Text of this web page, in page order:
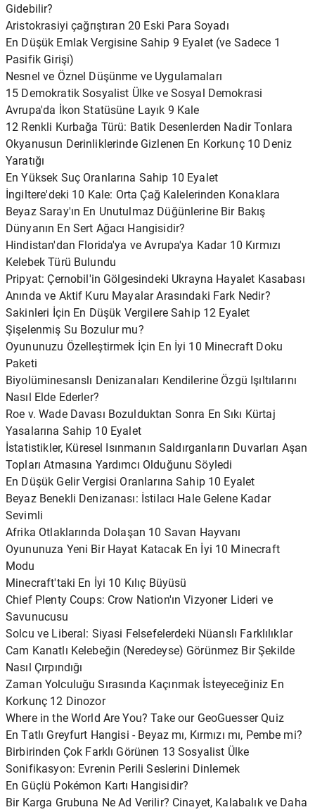
Gidebilir?
Aristokrasiyi çağrıştıran 20 Eski Para Soyadı
En Düşük Emlak Vergisine Sahip 9 Eyalet (ve Sadece 1
Pasifik Girişi)
Nesnel ve Öznel Düşünme ve Uygulamaları
15 Demokratik Sosyalist Ülke ve Sosyal Demokrasi
Avrupa'da İkon Statüsüne Layık 9 Kale
12 Renkli Kurbağa Türü: Batik Desenlerden Nadir Tonlara
Okyanusun Derinliklerinde Gizlenen En Korkunç 10 Deniz
Yaratığı
En Yüksek Suç Oranlarına Sahip 10 Eyalet
İngiltere'deki 10 Kale: Orta Çağ Kalelerinden Konaklara
Beyaz Saray'ın En Unutulmaz Düğünlerine Bir Bakış
Dünyanın En Sert Ağacı Hangisidir?
Hindistan'dan Florida'ya ve Avrupa'ya Kadar 10 Kırmızı
Kelebek Türü Bulundu
Pripyat: Çernobil'in Gölgesindeki Ukrayna Hayalet Kasabası
Anında ve Aktif Kuru Mayalar Arasındaki Fark Nedir?
Sakinleri İçin En Düşük Vergilere Sahip 12 Eyalet
Şişelenmiş Su Bozulur mu?
Oyununuzu Özelleştirmek İçin En İyi 10 Minecraft Doku
Paketi
Biyolüminesanslı Denizanaları Kendilerine Özgü Işıltılarını
Nasıl Elde Ederler?
Roe v. Wade Davası Bozulduktan Sonra En Sıkı Kürtaj
Yasalarına Sahip 10 Eyalet
İstatistikler, Küresel Isınmanın Saldırganların Duvarları Aşan
Topları Atmasına Yardımcı Olduğunu Söyledi
En Düşük Gelir Vergisi Oranlarına Sahip 10 Eyalet
Beyaz Benekli Denizanası: İstilacı Hale Gelene Kadar
Sevimli
Afrika Otlaklarında Dolaşan 10 Savan Hayvanı
Oyununuza Yeni Bir Hayat Katacak En İyi 10 Minecraft
Modu
Minecraft'taki En İyi 10 Kılıç Büyüsü
Chief Plenty Coups: Crow Nation'ın Vizyoner Lideri ve
Savunucusu
Solcu ve Liberal: Siyasi Felsefelerdeki Nüanslı Farklılıklar
Cam Kanatlı Kelebeğin (Neredeyse) Görünmez Bir Şekilde
Nasıl Çırpındığı
Zaman Yolculuğu Sırasında Kaçınmak İsteyeceğiniz En
Korkunç 12 Dinozor
Where in the World Are You? Take our GeoGuesser Quiz
En Tatlı Greyfurt Hangisi - Beyaz mı, Kırmızı mı, Pembe mi?
Birbirinden Çok Farklı Görünen 13 Sosyalist Ülke
Sonifikasyon: Evrenin Perili Seslerini Dinlemek
En Güçlü Pokémon Kartı Hangisidir?
Bir Karga Grubuna Ne Ad Verilir? Cinayet, Kalabalık ve Daha